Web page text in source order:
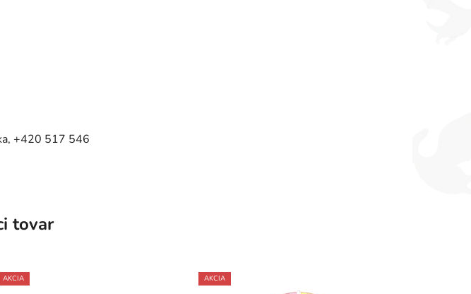
+420 517 546
tovar
AKCIA AKCIA